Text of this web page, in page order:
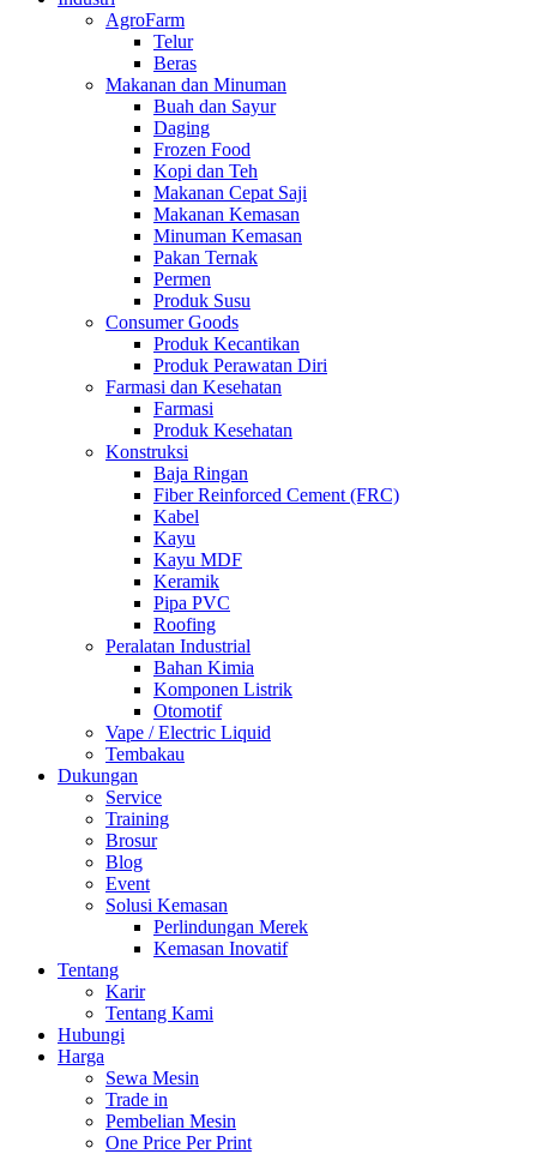
AgroFarm
Telur
Beras
Makanan dan Minuman
Buah dan Sayur
Daging
Frozen Food
Kopi dan Teh
Makanan Cepat Saji
Makanan Kemasan
Minuman Kemasan
Pakan Ternak
Permen
Produk Susu
Consumer Goods
Produk Kecantikan
Produk Perawatan Diri
Farmasi dan Kesehatan
Farmasi
Produk Kesehatan
Konstruksi
Baja Ringan
Fiber Reinforced Cement (FRC)
Kabel
Kayu
Kayu MDF
Keramik
Pipa PVC
Roofing
Peralatan Industrial
Bahan Kimia
Komponen Listrik
Otomotif
Vape / Electric Liquid
Tembakau
Dukungan
Service
Training
Brosur
Blog
Event
Solusi Kemasan
Perlindungan Merek
Kemasan Inovatif
Tentang
Karir
Tentang Kami
Hubungi
Harga
Sewa Mesin
Trade in
Pembelian Mesin
One Price Per Print